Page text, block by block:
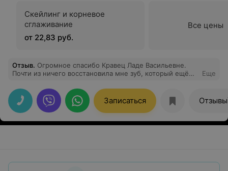
Скейлинг и корневое
сглаживание
от 22,83 руб.
Все цены
Отзыв. Огромное спасибо Кравец Ладе Васильевне.
Почти из ничего восстановила мне зуб, который ещё
доброжелательная и комфортная атмосфера в центре.
Спасибо.
Еще
Записаться Отзывы